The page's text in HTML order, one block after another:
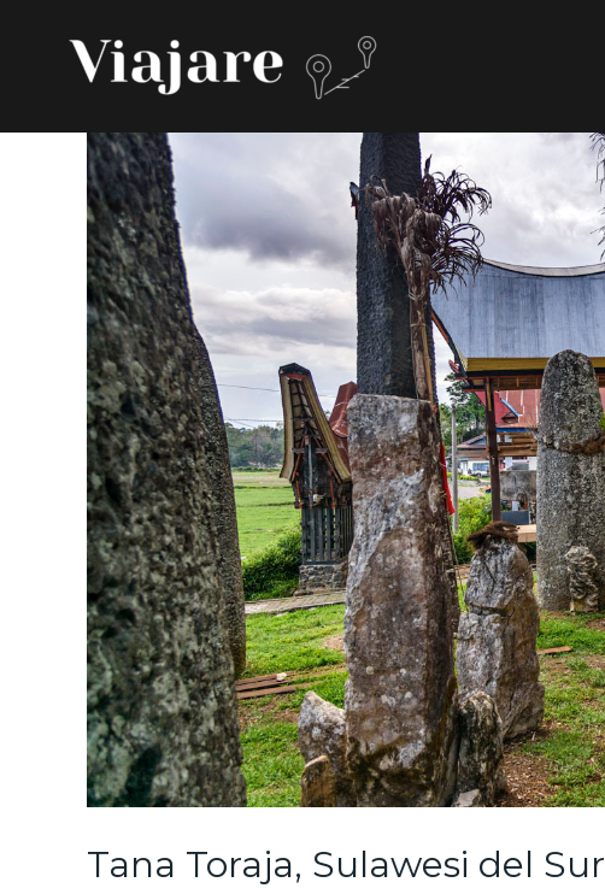
Tana Toraja, Sulawesi del Sur